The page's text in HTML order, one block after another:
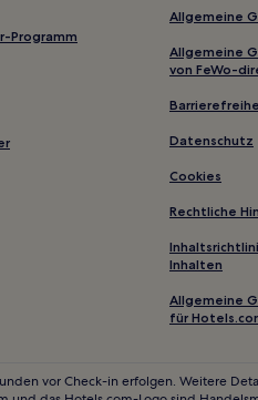
Red Bank Hotels
Hotels nahe Rock Hill Galleria
Saint Matthews Hotels
Hotels nahe Columbia Canal
Hotels nahe Plex Indoor Sports
Programm
Allgemeine
Allgemeine
von FeWo-
Datenschutz
Cookies
Rechtliche
Inhalten
Allgemeine
für
vor Check-in erfolgen. Weitere